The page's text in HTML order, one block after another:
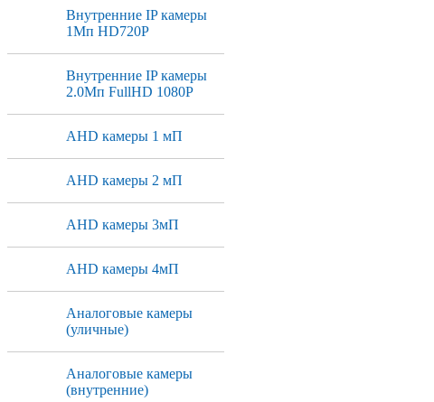
Внутренние IP камеры
1Мп HD720P
Внутренние IP камеры
2.0Мп FullHD 1080P
AHD камеры 1 мП
AHD камеры 2 мП
AHD камеры 3мП
AHD камеры 4мП
Аналоговые камеры
(уличные)
Аналоговые камеры
(внутренние)